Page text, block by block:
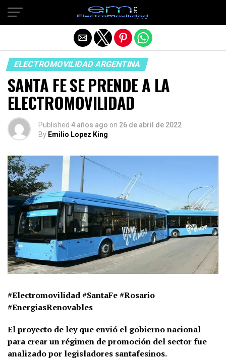
ELECTROMOVILIDAD ARGENTINA
SANTA FE SE PRENDE A LA
ELECTROMOVILIDAD
Published 4 años ago on 26 de abril de 2022
By Emilio Lopez King
#Electromovilidad #SantaFe #Rosario
#EnergiasRenovables
El proyecto de ley que envió el gobierno nacional
para crear un régimen de promoción del sector fue
analizado por legisladores santafesinos.
Salir de la versión móvil